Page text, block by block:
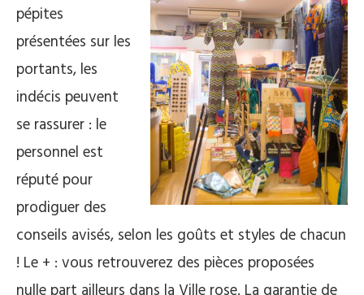
pépites
présentées sur les
portants, les
indécis peuvent
se rassurer : le
personnel est
réputé pour
prodiguer des
conseils avisés, selon les goûts et styles de chacun
! Le + : vous retrouverez des pièces proposées